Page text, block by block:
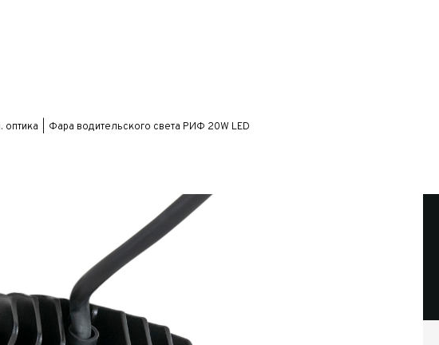
оптика Фара водительского света РИФ 20W LED